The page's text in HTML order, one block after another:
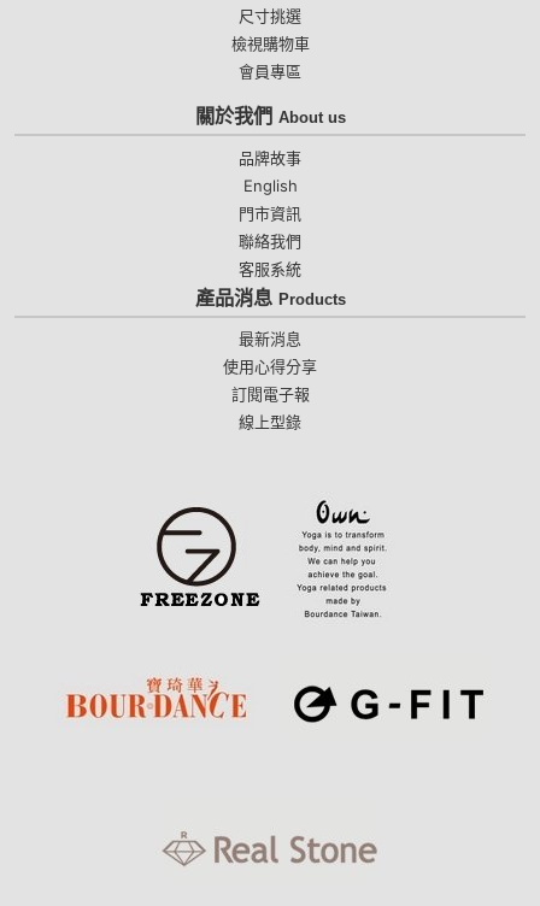
尺寸挑選
檢視購物車
會員專區
關於我們 About us
品牌故事
English
門市資訊
聯絡我們
客服系統
產品消息 Products
最新消息
使用心得分享
訂閱電子報
線上型錄